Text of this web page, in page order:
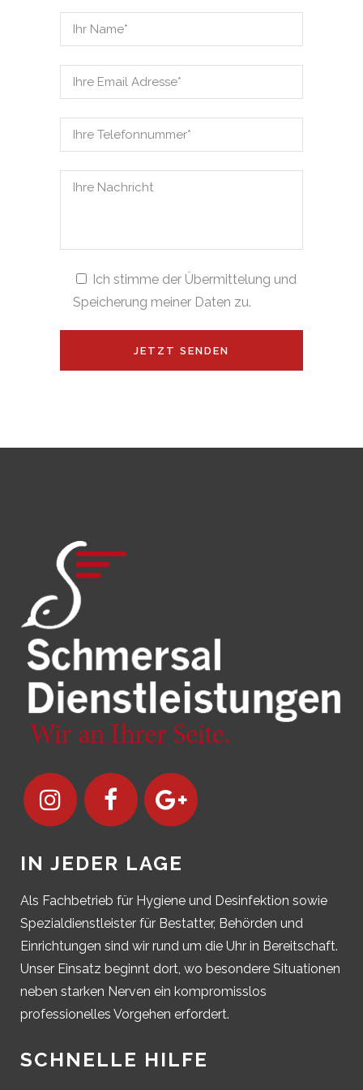
Ich stimme der Übermittelung und
Speicherung meiner Daten zu.
IN JEDER LAGE
Als Fachbetrieb für Hygiene und Desinfektion sowie
Spezialdienstleister für Bestatter, Behörden und
Einrichtungen sind wir rund um die Uhr in Bereitschaft.
Unser Einsatz beginnt dort, wo besondere Situationen
neben starken Nerven ein kompromisslos
professionelles Vorgehen erfordert.
SCHNELLE HILFE